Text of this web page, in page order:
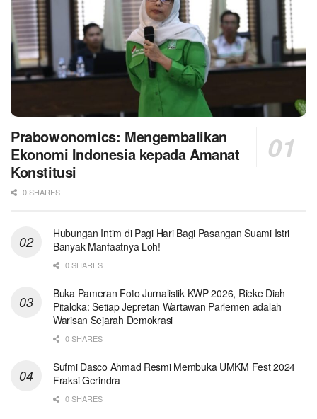
Prabowonomics: Mengembalikan
Ekonomi Indonesia kepada Amanat
Konstitusi
0 SHARES
Hubungan Intim di Pagi Hari Bagi Pasangan Suami Istri
Banyak Manfaatnya Loh!
0 SHARES
Buka Pameran Foto Jurnalistik KWP 2026, Rieke Diah
Pitaloka: Setiap Jepretan Wartawan Parlemen adalah
Warisan Sejarah Demokrasi
0 SHARES
Sufmi Dasco Ahmad Resmi Membuka UMKM Fest 2024
Fraksi Gerindra
0 SHARES